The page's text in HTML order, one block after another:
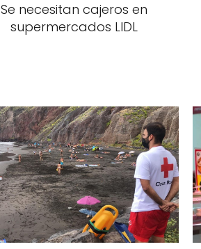
Se necesitan cajeros en
supermercados LIDL